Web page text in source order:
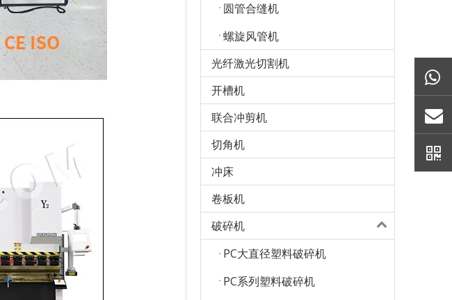
圆管合缝机
螺旋风管机
光纤激光切割机
开槽机
联合冲剪机
切角机
冲床
卷板机
破碎机
PC大直径塑料破碎机
PC系列塑料破碎机